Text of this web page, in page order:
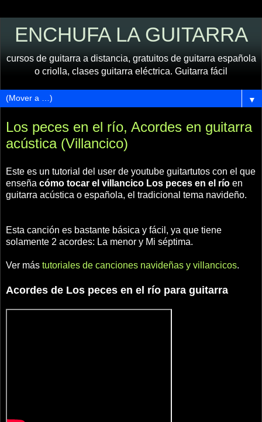
ENCHUFA LA GUITARRA
cursos de guitarra a distancia, gratuitos de guitarra española
o criolla, clases guitarra eléctrica. Guitarra fácil
▼
Los peces en el río, Acordes en guitarra
acústica (Villancico)
Este es un tutorial del user de youtube guitartutos con el que
enseña cómo tocar el villancico Los peces en el río en
guitarra acústica o española, el tradicional tema navideño.
Esta canción es bastante básica y fácil, ya que tiene
solamente 2 acordes: La menor y Mi séptima.
Ver más tutoriales de canciones navideñas y villancicos.
Acordes de Los peces en el río para guitarra